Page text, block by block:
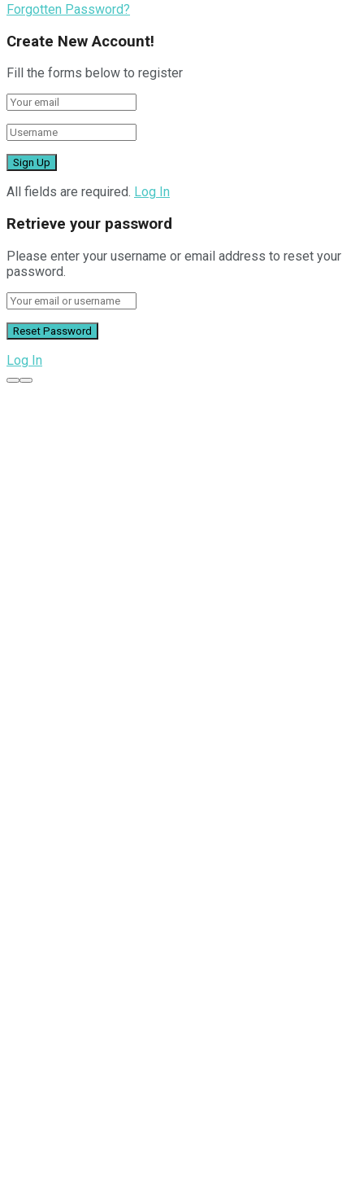
Forgotten Password?
Create New Account!
Fill the forms below to register
All fields are required. Log In
Retrieve your password
Please enter your username or email address to reset your
password.
Log In